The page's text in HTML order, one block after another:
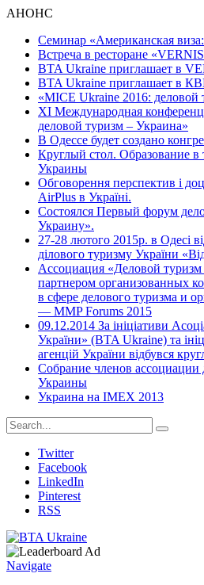
АНОНС
Семинар «Американская
Встреча в ресторане
BTA Ukraine приглашает в
BTA Ukraine приглашает в
«MICE Ukraine 2016: деловой
ХI Международная
деловой туризм – Украина»
В Одессе будет создано
Круглый стол. Образование в
Украины
Обговорення перспектив і
AirPlus в Україні.
Состоялся Первый форум
Украину».
27-28 лютого 2015р. в Одесі
ділового туризму України
Ассоциация «Деловой
партнером организованных
в сфере делового туризма и
— MMP Forums 2015
09.12.2014 За ініціативи
України» (BTA Ukraine) та
агенцій України відбувся
Собрание членов ассоциации
Украины
Украина на IMEX 2013
Twitter
Facebook
LinkedIn
Pinterest
RSS
Navigate